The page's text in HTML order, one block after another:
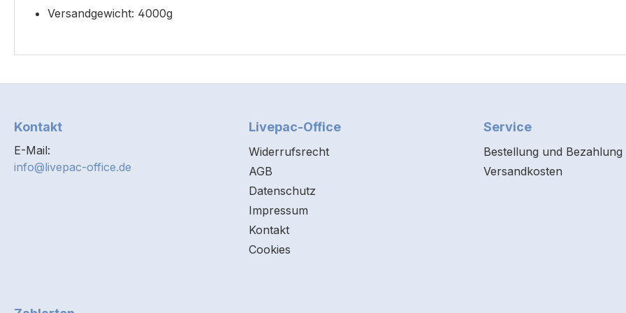
Versandgewicht: 4000g
Kontakt
E-Mail:
info@livepac-office.de
Livepac-Office
Widerrufsrecht
AGB
Datenschutz
Impressum
Kontakt
Cookies
Service
Bestellung und Bezahlung
Versandkosten